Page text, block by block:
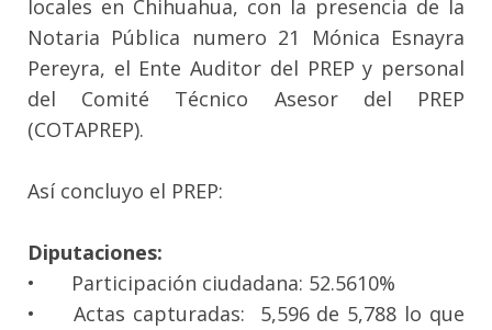
locales en Chihuahua, con la presencia de la
Notaria Pública numero 21 Mónica Esnayra
Pereyra, el Ente Auditor del PREP y personal
del Comité Técnico Asesor del PREP
(COTAPREP).
Así concluyo el PREP:
Diputaciones:
•
Participación ciudadana: 52.5610%
•
Actas capturadas: 5,596 de 5,788 lo que